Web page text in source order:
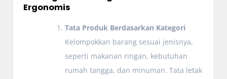
Ergonomis
Tata Produk Berdasarkan Kategori
Kelompokkan barang sesuai jenisnya,
seperti makanan ringan, kebutuhan
rumah tangga, dan minuman. Tata letak